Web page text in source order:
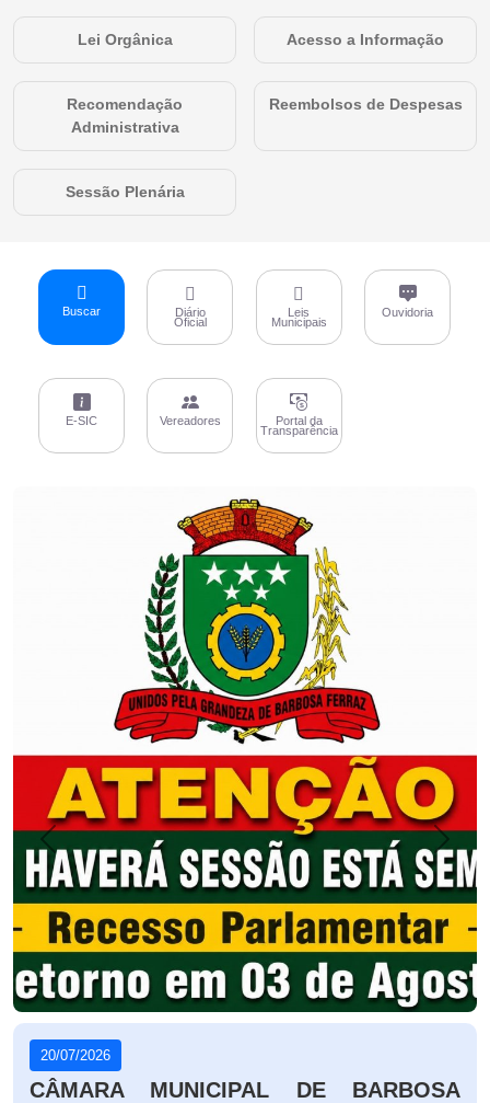
Lei Orgânica Acesso a Informação
Recomendação
Administrativa
Reembolsos de Despesas
Sessão Plenária
Buscar Diário
Oficial
Leis
Municipais
Ouvidoria
E-SIC Vereadores Portal da
Transparência
06/07/2026
COMISSÃO DE LEGISLAÇÃO E
Anterior